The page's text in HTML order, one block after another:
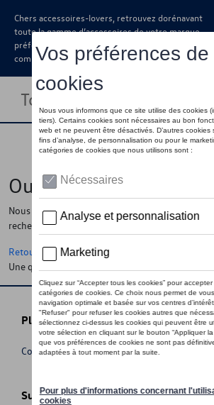
Chers accessoires-lovers, retrouvez dorénavant
toute la gamme d’accessoires de votre marque
préférée sous forme de catalogue à
commander auprès de votre concessionaire.
Toggle navigation
Oups !
Nous ne pouvons pas trouver la page,
recherchez
Retour à la homepage
Une question ?
Plus d'informations
Conditions de vente
Suivez nous